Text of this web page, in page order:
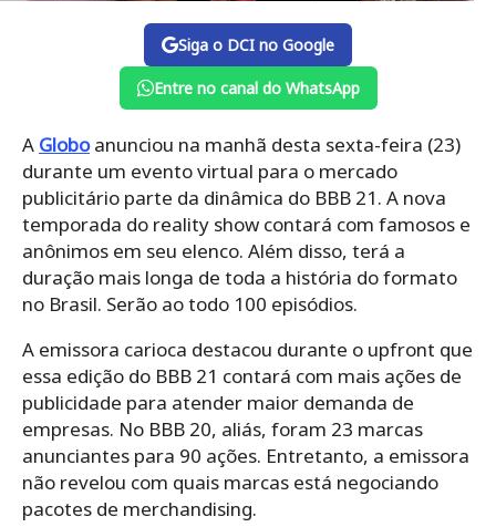
Siga o DCI no Google
Entre no canal do WhatsApp
A Globoanunciou na manhã desta sexta-feira (23)
durante um evento virtual para o mercado
publicitário parte da dinâmica do BBB 21. A nova
temporada do reality show contará com famosos e
anônimos em seu elenco. Além disso, terá a
duração mais longa de toda a história do formato
no Brasil. Serão ao todo 100 episódios.
A emissora carioca destacou durante o upfront que
essa edição do BBB 21 contará com mais ações de
publicidade para atender maior demanda de
empresas. No BBB 20, aliás, foram 23 marcas
anunciantes para 90 ações. Entretanto, a emissora
não revelou com quais marcas está negociando
pacotes de merchandising.